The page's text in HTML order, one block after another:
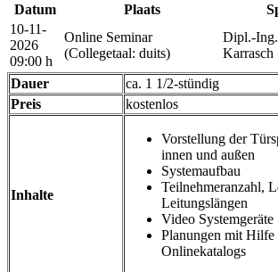
Datum Plaats
10-11-
2026
09:00 h
Online Seminar
(Collegetaal: duits)
Dipl.-
Karrasch
Dauer
ca. 1 1/2-stündig
Preis
kostenlos
Inhalte
Vorstellung der
innen und außen
Systemaufbau
Teilnehmeranzahl,
Leitungslängen
Video Systemgeräte
Planungen mit Hilfe
Onlinekatalogs